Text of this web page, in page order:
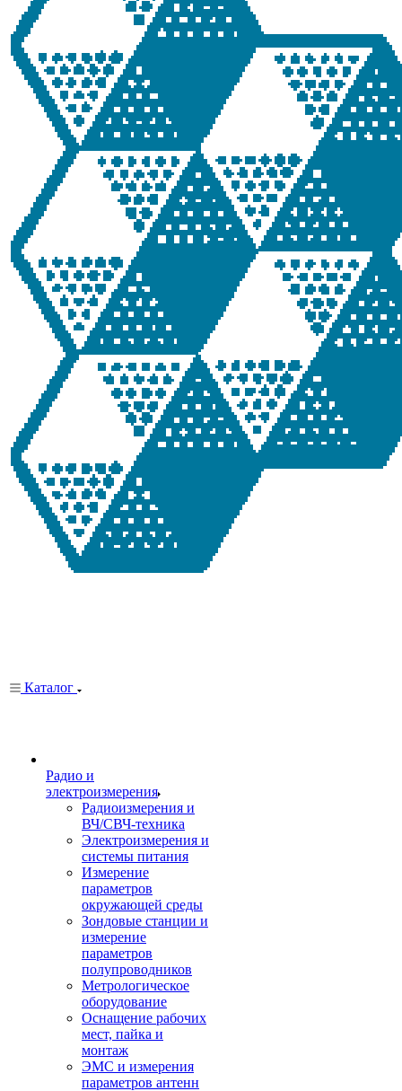
Каталог
Радио и
электроизмерения
Радиоизмерения и
ВЧ/СВЧ-техника
Электроизмерения и
системы питания
Измерение
параметров
окружающей среды
Зондовые станции и
измерение
параметров
полупроводников
Метрологическое
оборудование
Оснащение рабочих
мест, пайка и
монтаж
ЭМС и измерения
параметров антенн